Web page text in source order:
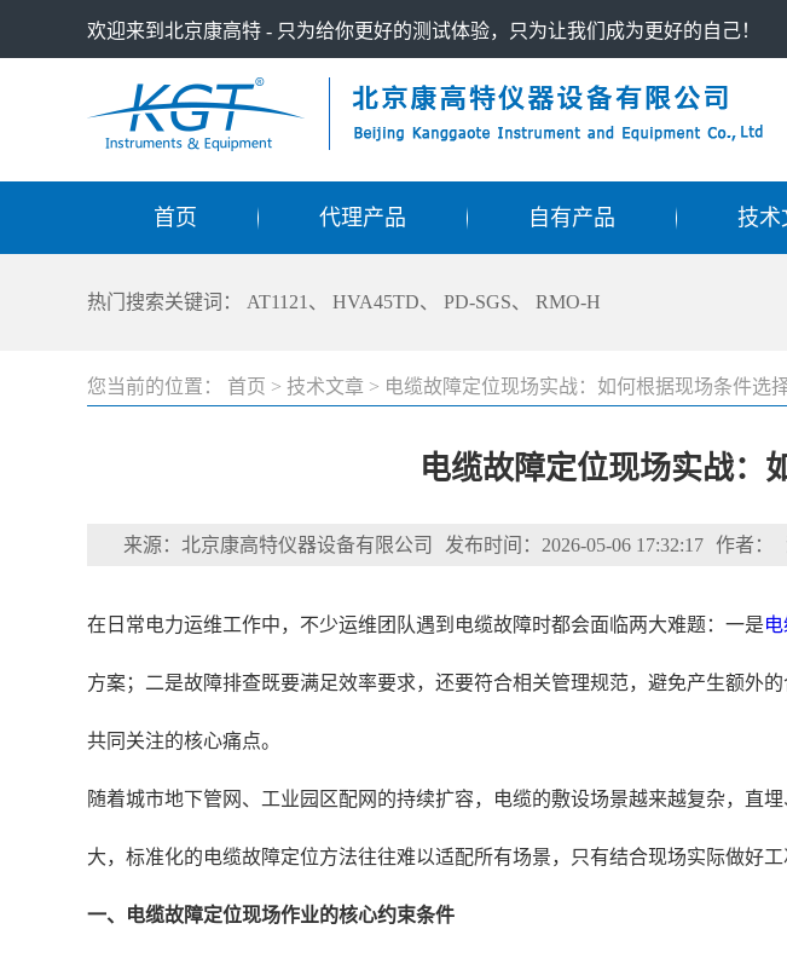
欢迎来到北京康高特 - 只为给你更好的测试体验，只为让我们成为更好的自己！
首页 代理产品 自有产品 技术
热门搜索关键词： AT1121 、 HVA45TD、 PD-SGS、 RMO-H
您当前的位置： 首页 > 技术文章 > 电缆故障定位现场实战：如何根据现场条件选
电缆故障定位现场实战：
来源：北京康高特仪器设备有限公司 发布时间：2026-05-06 17:32:17 作者：
在日常电力运维工作中，不少运维团队遇到电缆故障时都会面临两大难题：一是
方案；二是故障排查既要满足效率要求，还要符合相关管理规范，避免产生额外
共同关注的核心痛点。
随着城市地下管网、工业园区配网的持续扩容，电缆的敷设场景越来越复杂，直
大，标准化的电缆故障定位方法往往难以适配所有场景，只有结合现场实际做好
一、电缆故障定位现场作业的核心约束条件